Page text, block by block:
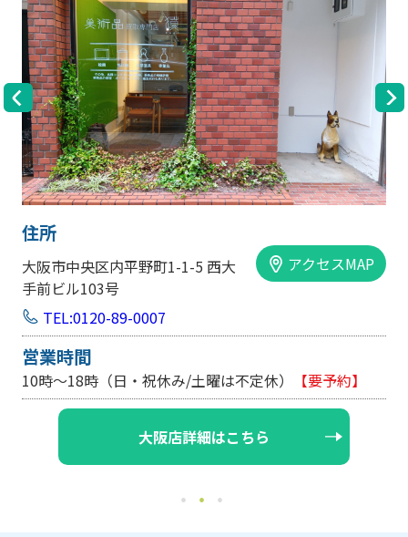
住所
大阪市中央区内平野町1-1-5 西大
手前ビル103号
アクセスMAP
TEL:0120-89-0007
営業時間
10時～18時（日・祝休み/土曜は不定休） 【要予約】
大阪店詳細はこちら